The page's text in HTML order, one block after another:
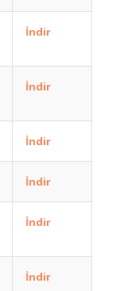
İndir
İndir
İndir
İndir
İndir
İndir